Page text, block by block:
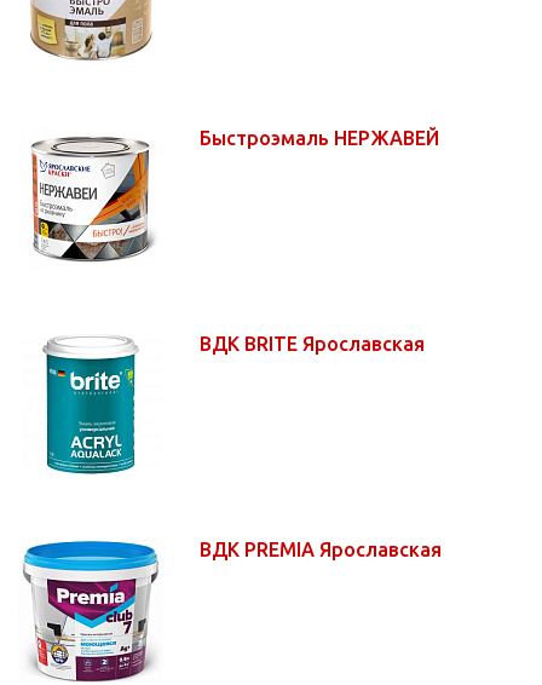
Быстроэмаль НЕРЖАВЕЙ
ВДК BRITE Ярославская
ВДК PREMIA Ярославская